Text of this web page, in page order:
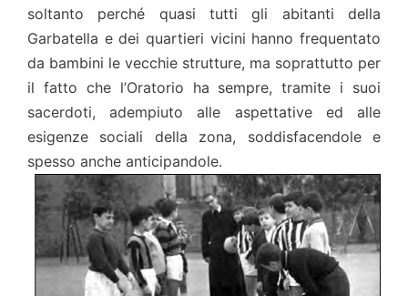
soltanto perché quasi tutti gli abitanti della
Garbatella e dei quartieri vicini hanno frequentato
da bambini le vecchie strutture, ma soprattutto per
il fatto che l’Oratorio ha sempre, tramite i suoi
sacerdoti, adempiuto alle aspettative ed alle
esigenze sociali della zona, soddisfacendole e
spesso anche anticipandole.